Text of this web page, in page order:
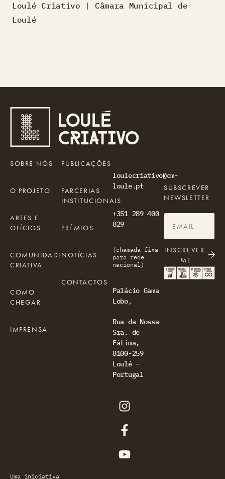
Loulé Criativo | Câmara Municipal de
Loulé
loulecriativo@cm-
loule.pt
+351 289 400
829
(chamada fixa
para rede
nacional)
Palácio Gama
Lobo,
Rua da Nossa
Sra. de
Fátima,
8100-259
Loulé –
Portugal
SOBRE NÓS
O PROJETO
ARTES E
OFÍCIOS
COMUNIDADE
CRIATIVA
COMO
CHEGAR
IMPRENSA
PUBLICAÇÕES
PARCERIAS
INSTITUCIONAIS
PRÉMIOS
NOTÍCIAS
CONTACTOS
SUBSCREVER
NEWSLETTER
INSCREVER-
ME
Uma iniciativa